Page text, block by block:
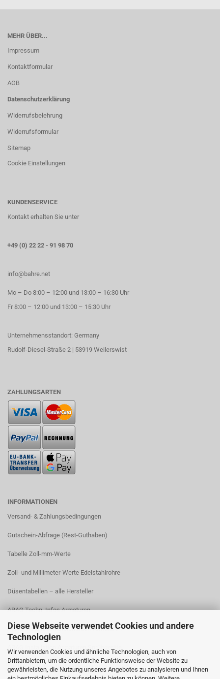
Diese Webseite verwendet Cookies und andere
Technologien
Wir verwenden Cookies und ähnliche Technologien, auch von
Drittanbietern, um die ordentliche Funktionsweise der Website zu
gewährleisten, die Nutzung unseres Angebotes zu analysieren und Ihnen
MEHR ÜBER...
Impressum
Kontaktformular
AGB
Datenschutzerklärung
Widerrufsbelehrung
Widerrufsformular
Sitemap
Cookie Einstellungen
KUNDENSERVICE
Kontakt erhalten Sie unter
+49 (0) 22 22 - 91 98 70
info@bahre.net
Mo – Do 8:00 – 12:00 und 13:00 – 16:30 Uhr
Fr 8:00 – 12:00 und 13:00 – 15:30 Uhr
Unternehmensstandort: Germany
Rudolf-Diesel-Straße 2 | 53919 Weilerswist
ZAHLUNGSARTEN
INFORMATIONEN
Versand- & Zahlungsbedingungen​
Gutschein-Abfrage (Rest-Guthaben)
Tabelle Zoll-mm-Werte
Zoll- und Millimeter-Werte Edelstahlrohre
Düsentabellen – alle Hersteller
ARAG Techn. Infos Armaturen
ARAG Installation Gleichdruck-Armaturen
ARAG Installation Armaturen Sprühgeräte
Lechler Behälter- und Tankreinigung